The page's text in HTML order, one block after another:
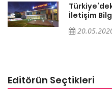
İletişim
Editörün Seçtikleri